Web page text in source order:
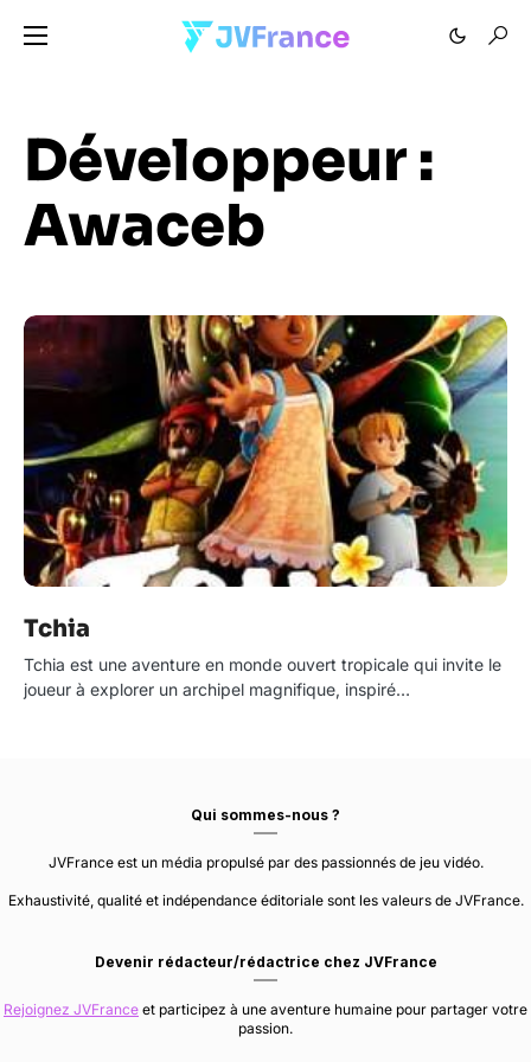
Développeur :
Awaceb
Tchia
Tchia est une aventure en monde ouvert tropicale qui invite le
joueur à explorer un archipel magnifique, inspiré…
Qui sommes-nous ?
JVFrance est un média propulsé par des passionnés de jeu vidéo.
Exhaustivité, qualité et indépendance éditoriale sont les valeurs de JVFrance.
Devenir rédacteur/rédactrice chez JVFrance
Rejoignez JVFrance et participez à une aventure humaine pour partager votre
passion.